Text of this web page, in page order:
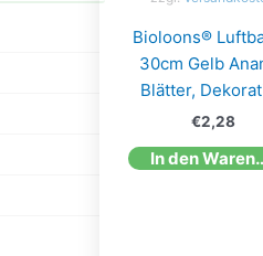
Bioloons®
30cm Gelb
Blätter,
€2,28
In